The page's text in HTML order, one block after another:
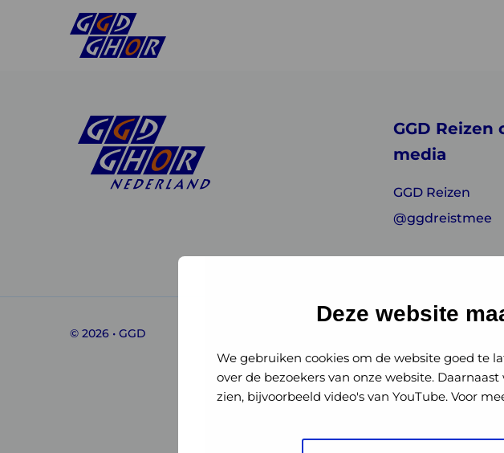
Deze website
We gebruiken cookies om de website goed te
over de bezoekers van onze website.
zien, bijvoorbeeld video's van YouTube. Voor
GHORGHOR
Nederland
GGD Reizen
media
GGD Reizen
@ggdreistmee
© 2026 • GGD